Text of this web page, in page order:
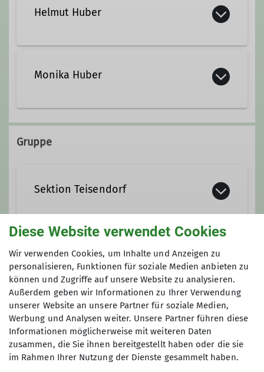
Helmut Huber
Monika Huber
+49 8666 6451
Gruppe
Sektion Teisendorf
Senioren
Diese Website verwendet Cookies
Wir verwenden Cookies, um Inhalte und Anzeigen zu
personalisieren, Funktionen für soziale Medien anbieten zu
können und Zugriffe auf unsere Website zu analysieren.
Außerdem geben wir Informationen zu Ihrer Verwendung
unserer Website an unsere Partner für soziale Medien,
Werbung und Analysen weiter. Unsere Partner führen diese
Informationen möglicherweise mit weiteren Daten
zusammen, die Sie ihnen bereitgestellt haben oder die sie
im Rahmen Ihrer Nutzung der Dienste gesammelt haben.